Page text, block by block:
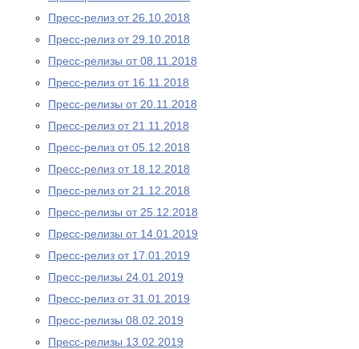
Пресс-релиз от 26.10.2018
Пресс-релиз от 29.10.2018
Пресс-релизы от 08.11.2018
Пресс-релиз от 16.11.2018
Пресс-релизы от 20.11.2018
Пресс-релиз от 21.11.2018
Пресс-релиз от 05.12.2018
Пресс-релиз от 18.12.2018
Пресс-релиз от 21.12.2018
Пресс-релизы от 25.12.2018
Пресс-релизы от 14.01.2019
Пресс-релиз от 17.01.2019
Пресс-релизы 24.01.2019
Пресс-релиз от 31.01.2019
Пресс-релизы 08.02.2019
Пресс-релизы 13.02.2019